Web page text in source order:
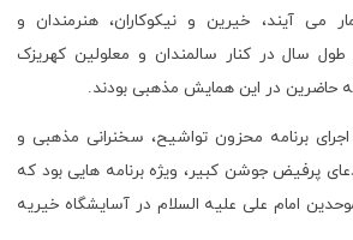
می آیند، خیرین و نیکوکاران، هنرمندان و
سال در کنار سالمندان و معلولین کهریزک
حاضرین در این همایش مذهبی بودند.
اجرای برنامه محزون تواشیح، سخنرانی مذهبی و
پرفیض جوشن کبیر، ویژه برنامه هایی بود که
امام علی علیه السلام در آسایشگاه خیریه